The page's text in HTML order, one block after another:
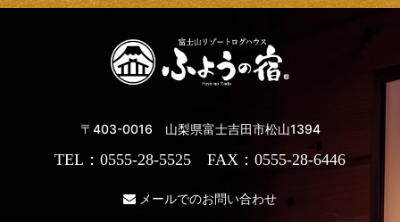
〒403-0016 山梨県富士吉田市松山1394
TEL：0555-28-5525 FAX：0555-28-6446
メールでのお問い合わせ